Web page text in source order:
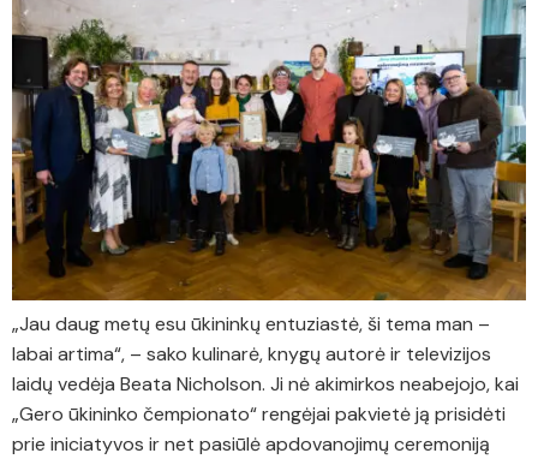
„Jau daug metų esu ūkininkų entuziastė, ši tema man –
labai artima“, – sako kulinarė, knygų autorė ir televizijos
laidų vedėja Beata Nicholson. Ji nė akimirkos neabejojo, kai
„Gero ūkininko čempionato“ rengėjai pakvietė ją prisidėti
prie iniciatyvos ir net pasiūlė apdovanojimų ceremoniją